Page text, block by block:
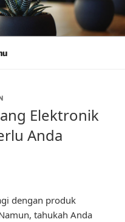
Elektronik
Anda
dengan produk
tahukah Anda